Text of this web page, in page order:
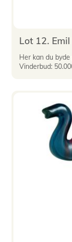
Lot 12.
Her kan du
Vinderbud: